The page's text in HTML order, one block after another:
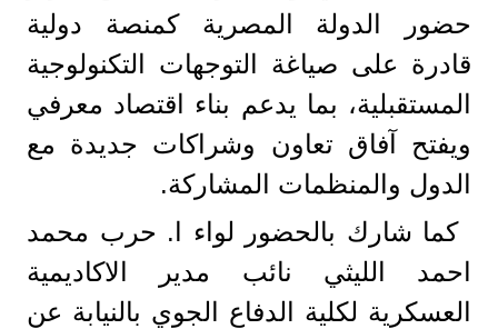
حضور الدولة المصرية كمنصة دولية
قادرة على صياغة التوجهات التكنولوجية
المستقبلية، بما يدعم بناء اقتصاد معرفي
ويفتح آفاق تعاون وشراكات جديدة مع
الدول والمنظمات المشاركة.
كما شارك بالحضور لواء ا. حرب محمد
احمد الليثي نائب مدير الاكاديمية
العسكرية لكلية الدفاع الجوي بالنيابة عن